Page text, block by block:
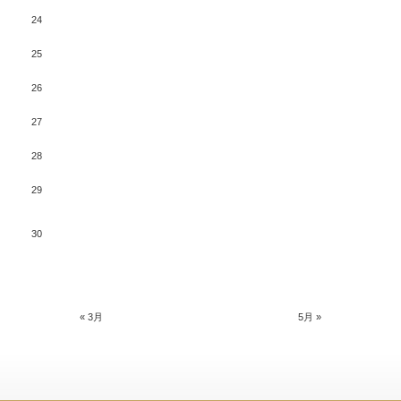
« 3月 5月 »
24
25
26
27
28
29
30